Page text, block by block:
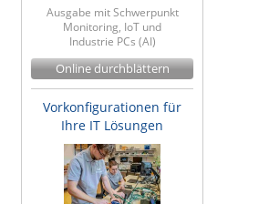
Ausgabe mit Schwerpunkt
Monitoring, IoT und
Industrie PCs (AI)
Online durchblättern
Vorkonfigurationen für
Ihre IT Lösungen